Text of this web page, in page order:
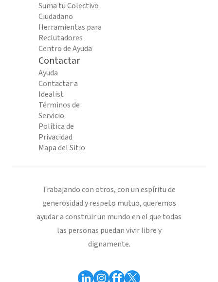
Suma tu Colectivo
Ciudadano
Herramientas para
Reclutadores
Centro de Ayuda
Contactar
Ayuda
Contactar a
Idealist
Términos de
Servicio
Política de
Privacidad
Mapa del Sitio
Trabajando con otros, con un espíritu de
generosidad y respeto mutuo, queremos
ayudar a construir un mundo en el que todas
las personas puedan vivir libre y
dignamente.